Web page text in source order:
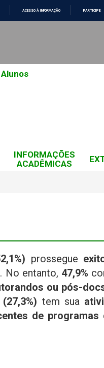
ACESSO À INFORMAÇÃO PARTICIPE
INFORMAÇÕES
ACADÊMICAS
prossegue
No entanto, 47,9%
ou pós-
(27,3%) tem sua
de programas